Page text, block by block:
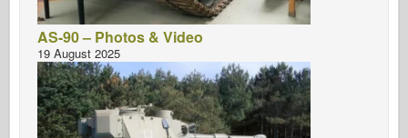
AS-90 – Photos & Video
19 August 2025